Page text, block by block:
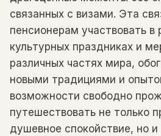
связанных с визами. Эта
пенсионерам участвовать в
культурных праздниках и
различных частях мира,
новыми традициями и
возможности свободно
путешествовать не только
душевное спокойствие, но и